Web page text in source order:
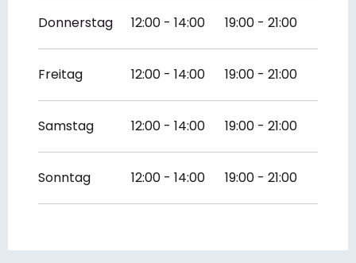
Donnerstag 12:00 - 14:00 19:00 - 21:00
Freitag 12:00 - 14:00 19:00 - 21:00
Samstag 12:00 - 14:00 19:00 - 21:00
Sonntag 12:00 - 14:00 19:00 - 21:00